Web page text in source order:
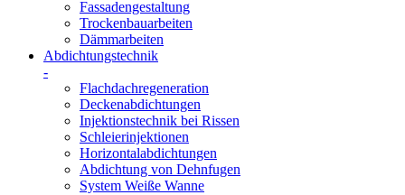
Fassadengestaltung
Trockenbauarbeiten
Dämmarbeiten
Abdichtungstechnik
-
Flachdachregeneration
Deckenabdichtungen
Injektionstechnik bei Rissen
Schleierinjektionen
Horizontalabdichtungen
Abdichtung von Dehnfugen
System Weiße Wanne